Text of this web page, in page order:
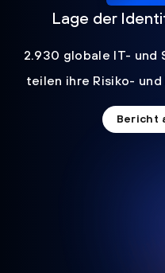
Lage der
2.930 globale IT-
teilen ihre Risiko-
Bericht